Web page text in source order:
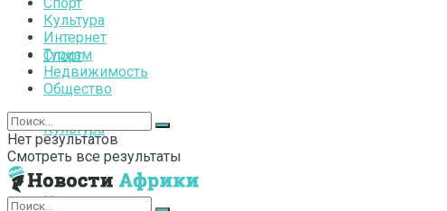
Спорт
Культура
Интернет
Культура
Интернет
Туризм
Недвижимость
Общество
Нет результатов
Смотреть все результаты